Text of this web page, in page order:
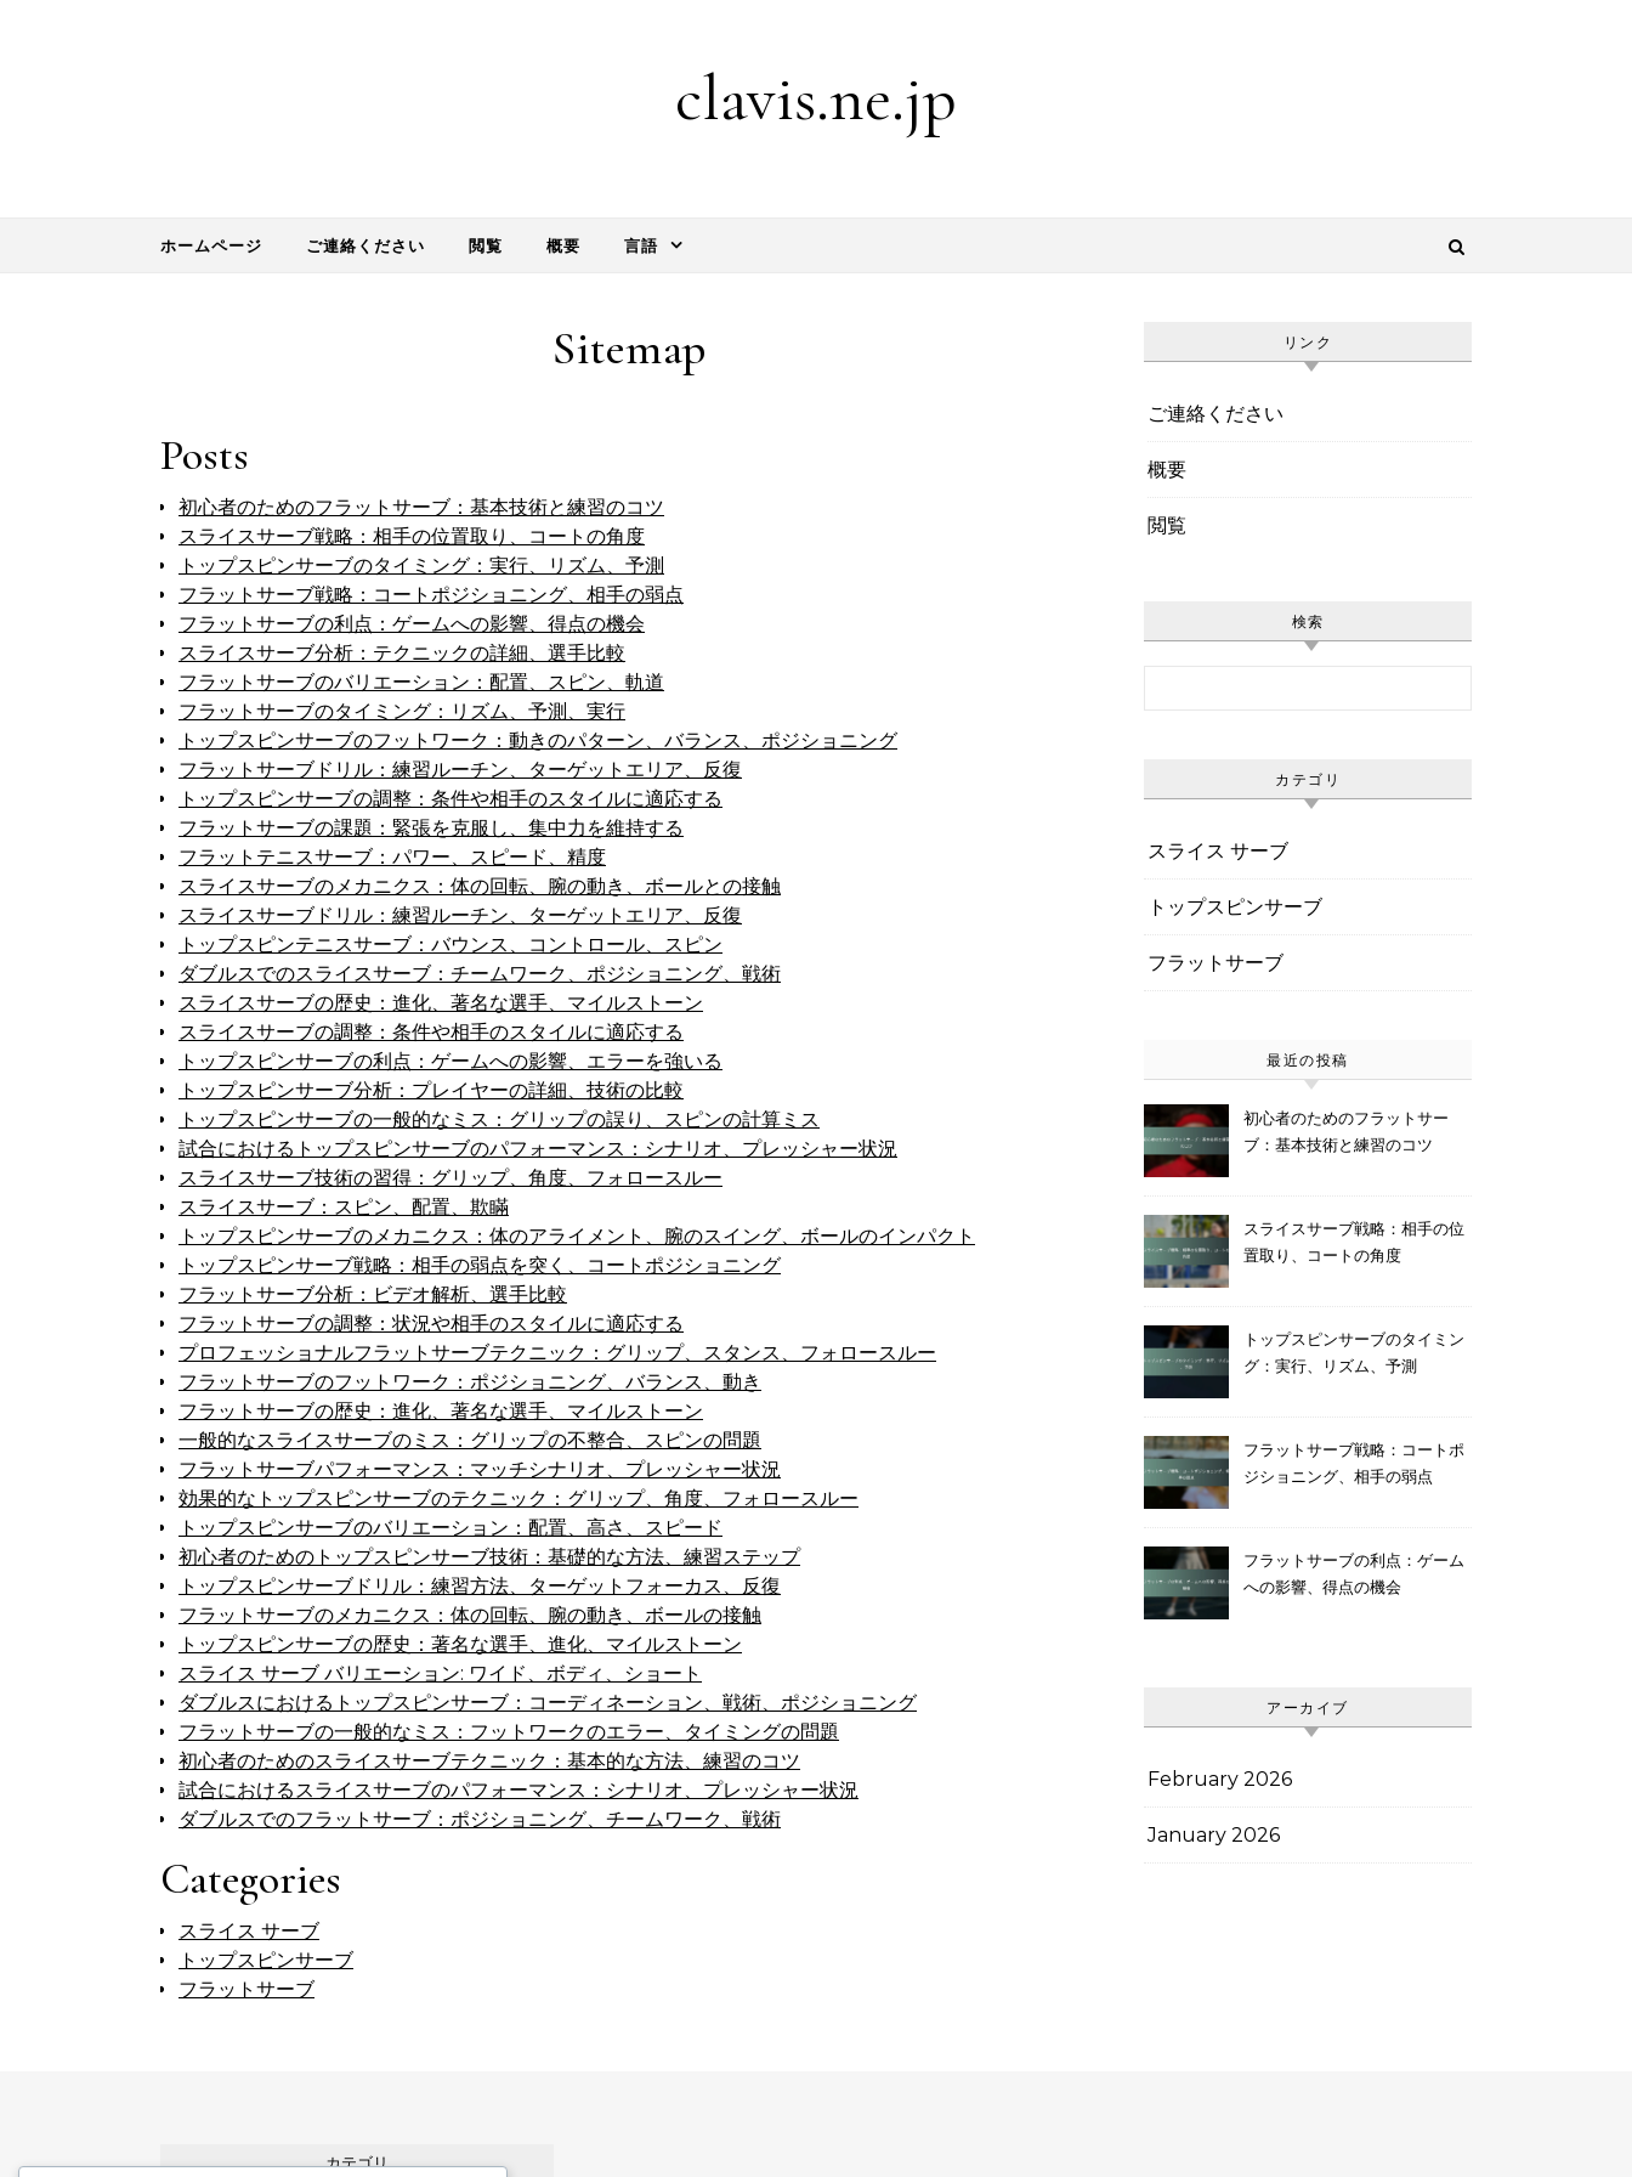
clavis.ne.jp
ホームページ ご連絡ください 閲覧 概要 言語
Sitemap
Posts
初心者のためのフラットサーブ：基本技術と練習のコツ
スライスサーブ戦略：相手の位置取り、コートの角度
トップスピンサーブのタイミング：実行、リズム、予測
フラットサーブ戦略：コートポジショニング、相手の弱点
フラットサーブの利点：ゲームへの影響、得点の機会
スライスサーブ分析：テクニックの詳細、選手比較
フラットサーブのバリエーション：配置、スピン、軌道
フラットサーブのタイミング：リズム、予測、実行
トップスピンサーブのフットワーク：動きのパターン、バランス、ポジショニング
フラットサーブドリル：練習ルーチン、ターゲットエリア、反復
トップスピンサーブの調整：条件や相手のスタイルに適応する
フラットサーブの課題：緊張を克服し、集中力を維持する
フラットテニスサーブ：パワー、スピード、精度
スライスサーブのメカニクス：体の回転、腕の動き、ボールとの接触
スライスサーブドリル：練習ルーチン、ターゲットエリア、反復
トップスピンテニスサーブ：バウンス、コントロール、スピン
ダブルスでのスライスサーブ：チームワーク、ポジショニング、戦術
スライスサーブの歴史：進化、著名な選手、マイルストーン
スライスサーブの調整：条件や相手のスタイルに適応する
トップスピンサーブの利点：ゲームへの影響、エラーを強いる
トップスピンサーブ分析：プレイヤーの詳細、技術の比較
トップスピンサーブの一般的なミス：グリップの誤り、スピンの計算ミス
試合におけるトップスピンサーブのパフォーマンス：シナリオ、プレッシャー状況
スライスサーブ技術の習得：グリップ、角度、フォロースルー
スライスサーブ：スピン、配置、欺瞞
トップスピンサーブのメカニクス：体のアライメント、腕のスイング、ボールのインパクト
トップスピンサーブ戦略：相手の弱点を突く、コートポジショニング
フラットサーブ分析：ビデオ解析、選手比較
フラットサーブの調整：状況や相手のスタイルに適応する
プロフェッショナルフラットサーブテクニック：グリップ、スタンス、フォロースルー
フラットサーブのフットワーク：ポジショニング、バランス、動き
フラットサーブの歴史：進化、著名な選手、マイルストーン
一般的なスライスサーブのミス：グリップの不整合、スピンの問題
フラットサーブパフォーマンス：マッチシナリオ、プレッシャー状況
効果的なトップスピンサーブのテクニック：グリップ、角度、フォロースルー
トップスピンサーブのバリエーション：配置、高さ、スピード
初心者のためのトップスピンサーブ技術：基礎的な方法、練習ステップ
トップスピンサーブドリル：練習方法、ターゲットフォーカス、反復
フラットサーブのメカニクス：体の回転、腕の動き、ボールの接触
トップスピンサーブの歴史：著名な選手、進化、マイルストーン
スライス サーブ バリエーション: ワイド、ボディ、ショート
ダブルスにおけるトップスピンサーブ：コーディネーション、戦術、ポジショニング
フラットサーブの一般的なミス：フットワークのエラー、タイミングの問題
初心者のためのスライスサーブテクニック：基本的な方法、練習のコツ
試合におけるスライスサーブのパフォーマンス：シナリオ、プレッシャー状況
ダブルスでのフラットサーブ：ポジショニング、チームワーク、戦術
Categories
スライス サーブ
トップスピンサーブ
フラットサーブ
リンク
ご連絡ください
概要
閲覧
検索
カテゴリ
スライス サーブ
トップスピンサーブ
フラットサーブ
最近の投稿
初心者のためのフラットサー
ブ：基本技術と練習のコツ
スライスサーブ戦略：相手の位
置取り、コートの角度
トップスピンサーブのタイミン
グ：実行、リズム、予測
フラットサーブ戦略：コートポ
ジショニング、相手の弱点
フラットサーブの利点：ゲーム
への影響、得点の機会
アーカイブ
February 2026
January 2026
カテゴリ